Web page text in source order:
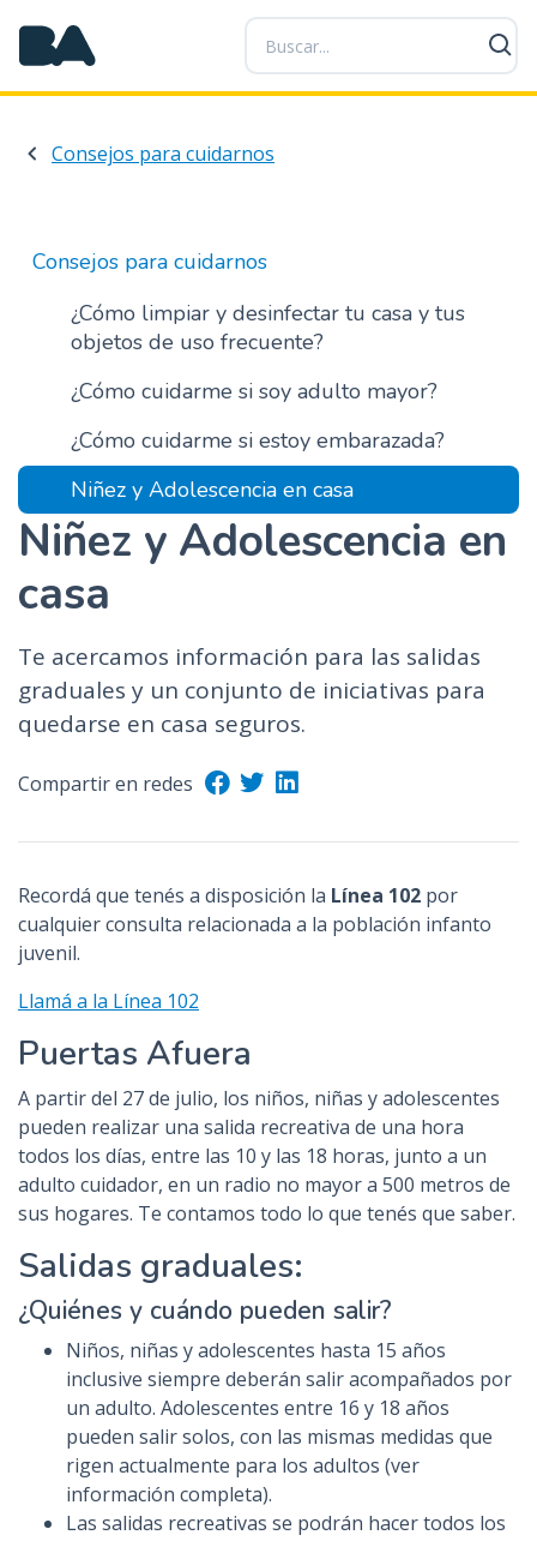
P
a
s
a
a
t
e
i
o
r
i
n
p
l
Consejos para cuidarnos
Consejos para cuidarnos
¿Cómo limpiar y desinfectar tu casa y tus
objetos de uso frecuente?
¿Cómo cuidarme si soy adulto mayor?
¿Cómo cuidarme si estoy embarazada?
Niñez y Adolescencia en casa
Niñez y Adolescencia en
casa
Te acercamos información para las salidas
graduales y un conjunto de iniciativas para
quedarse en casa seguros.
Compartir en redes
Recordá que tenés a disposición la Línea 102 por
cualquier consulta relacionada a la población infanto
juvenil.
Llamá a la Línea 102
Puertas Afuera
A partir del 27 de julio, los niños, niñas y adolescentes
pueden realizar una salida recreativa de una hora
todos los días, entre las 10 y las 18 horas, junto a un
adulto cuidador, en un radio no mayor a 500 metros de
sus hogares. Te contamos todo lo que tenés que saber.
Salidas graduales:
¿Quiénes y cuándo pueden salir?
Niños, niñas y adolescentes hasta 15 años
inclusive siempre deberán salir acompañados por
un adulto. Adolescentes entre 16 y 18 años
pueden salir solos, con las mismas medidas que
rigen actualmente para los adultos (ver
información completa).
Las salidas recreativas se podrán hacer todos los